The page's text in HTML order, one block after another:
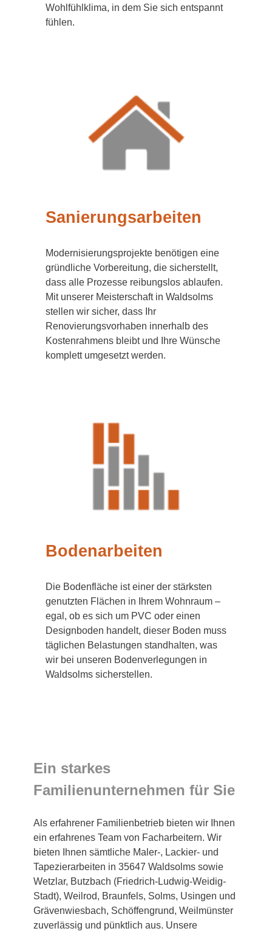
Wohlfühlklima, in dem Sie sich entspannt
fühlen.
Sanierungsarbeiten
Modernisierungsprojekte benötigen eine
gründliche Vorbereitung, die sicherstellt,
dass alle Prozesse reibungslos ablaufen.
Mit unserer Meisterschaft in Waldsolms
stellen wir sicher, dass Ihr
Renovierungsvorhaben innerhalb des
Kostenrahmens bleibt und Ihre Wünsche
komplett umgesetzt werden.
Bodenarbeiten
Die Bodenfläche ist einer der stärksten
genutzten Flächen in Ihrem Wohnraum –
egal, ob es sich um PVC oder einen
Designboden handelt, dieser Boden muss
täglichen Belastungen standhalten, was
wir bei unseren Bodenverlegungen in
Waldsolms sicherstellen.
Ein starkes
Familienunternehmen für Sie
Als erfahrener Familienbetrieb bieten wir Ihnen
ein erfahrenes Team von Facharbeitern. Wir
bieten Ihnen sämtliche Maler-, Lackier- und
Tapezierarbeiten in 35647 Waldsolms sowie
Wetzlar, Butzbach (Friedrich-Ludwig-Weidig-
Stadt), Weilrod, Braunfels, Solms, Usingen und
Grävenwiesbach, Schöffengrund, Weilmünster
zuverlässig und pünktlich aus. Unsere